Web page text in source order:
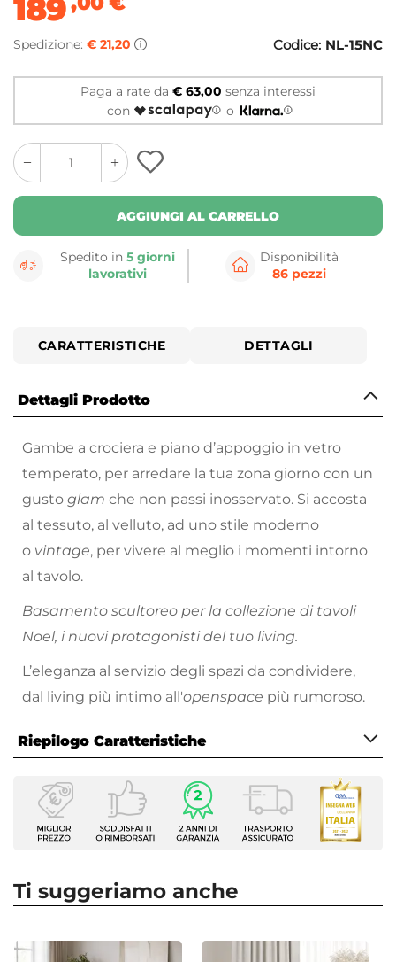
189
Spedizione: € 21,20 Codice: NL-15NC
Paga a rate da € 63,00 senza interessi
con
o
quantity
button
quantity
minus
button
AGGIUNGI AL CARRELLO
Spedito in5 giorni
lavorativi
Disponibilità
86 pezzi
CARATTERISTICHE DETTAGLI
Dettagli Prodotto
Gambe a crociera e piano d’appoggio in vetro
temperato, per arredare la tua zona giorno con un
gusto glam che non passi inosservato. Si accosta
al tessuto, al velluto, ad uno stile moderno
o vintage, per vivere al meglio i momenti intorno
al tavolo.
Basamento scultoreo per la collezione di tavoli
Noel, i nuovi protagonisti del tuo living.
L’eleganza al servizio degli spazi da condividere,
dal living più intimo all'openspace più rumoroso.
Riepilogo Caratteristiche
Caratteristiche
Serie
Noel
Tavolo fisso
Dimensioni
Altezza
Ti suggeriamo anche